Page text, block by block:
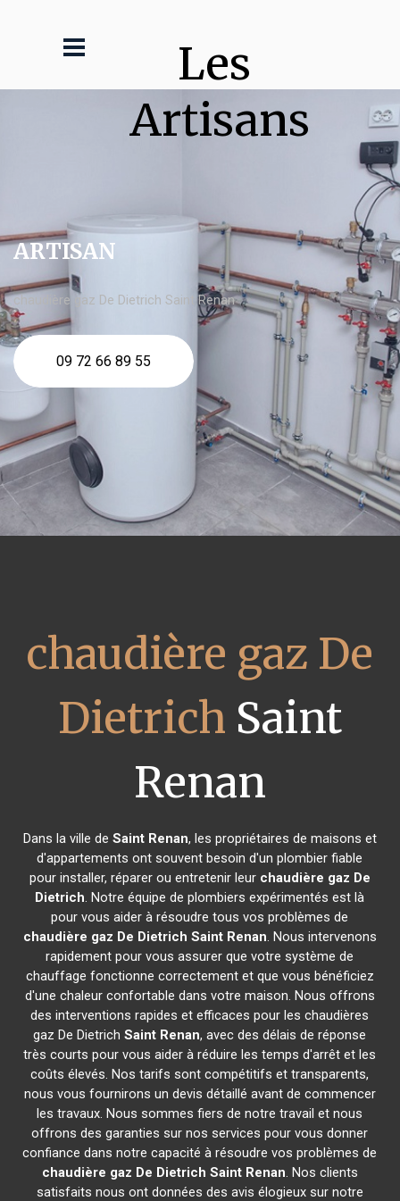
Les
Artisans
ARTISAN
chaudière gaz De Dietrich Saint Renan
09 72 66 89 55
chaudière gaz De
Dietrich Saint
Renan
Dans la ville de Saint Renan, les propriétaires de maisons et
d'appartements ont souvent besoin d'un plombier fiable
pour installer, réparer ou entretenir leur chaudière gaz De
Dietrich. Notre équipe de plombiers expérimentés est là
pour vous aider à résoudre tous vos problèmes de
chaudière gaz De Dietrich Saint Renan. Nous intervenons
rapidement pour vous assurer que votre système de
chauffage fonctionne correctement et que vous bénéficiez
d'une chaleur confortable dans votre maison. Nous offrons
des interventions rapides et efficaces pour les chaudières
gaz De DietrichSaint Renan, avec des délais de réponse
très courts pour vous aider à réduire les temps d'arrêt et les
coûts élevés. Nos tarifs sont compétitifs et transparents,
nous vous fournirons un devis détaillé avant de commencer
les travaux. Nous sommes fiers de notre travail et nous
offrons des garanties sur nos services pour vous donner
confiance dans notre capacité à résoudre vos problèmes de
chaudière gaz De Dietrich Saint Renan. Nos clients
satisfaits nous ont données des avis élogieux sur notre